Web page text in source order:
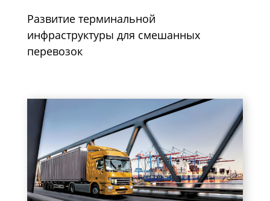
Развитие терминальной
инфраструктуры для смешанных
перевозок